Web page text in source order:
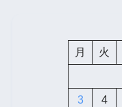
月
火
3 4